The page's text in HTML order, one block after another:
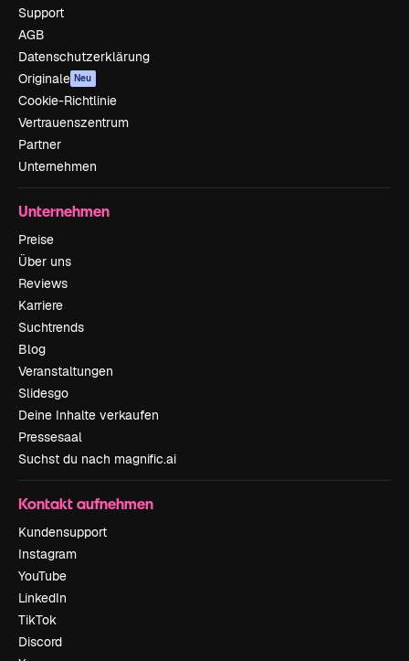
Support
AGB
Datenschutzerklärung
Originale Neu
Cookie-Richtlinie
Vertrauenszentrum
Partner
Unternehmen
Unternehmen
Preise
Über uns
Reviews
Karriere
Suchtrends
Blog
Veranstaltungen
Slidesgo
Deine Inhalte verkaufen
Pressesaal
Suchst du nach magnific.ai
Kontakt aufnehmen
Kundensupport
Instagram
YouTube
LinkedIn
TikTok
Discord